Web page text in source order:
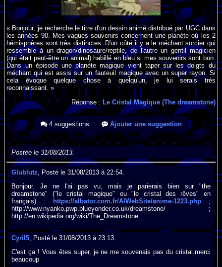
« Bonjour, je recherche le titre d'un dessin animé distribué par UGC dans
les années 90. Mes vagues souvenirs concernent une planète où les 2
hémisphères sont très distinctes. D'un côté il y a le méchant sorcier qui
ressemble à un dragon/dinosaure/reptile, de l'autre un gentil magicien
(qui était peut-être un animal) habillé en bleu si mes souvenirs sont bon.
Dans un épisode une planète magique vient taper sur les doigts du
méchant qui est assis sur un fauteuil magique avec un super rayon. Si
cela évoque quelque chose à quelqu'un, je lui serais très
reconnaissant. »
Réponse :Le Cristal Magique (The dreamstone)
4 suggestions Ajouter une suggestion
Postée le 31/08/2013.
Glublutz , Posté le 31/08/2013 à 22:54.
Bonjour. Je ne l'ai pas vu, mais je parierais bien sur "the
dreamstone" ("le cristal magique" ou "le cristal des rêves" en
français) :
https://albator.com.fr/AlWebSite/anime-1223.php;
http://www.nyanko.pwp.blueyonder.co.uk/dreamstone/ ;
http://en.wikipedia.org/wiki/The_Dreamstone
Cyril5 , Posté le 31/08/2013 à 23:13.
C'est ça ! Vous êtes super, je ne me souvenais pas du cristal.merci
beaucoup